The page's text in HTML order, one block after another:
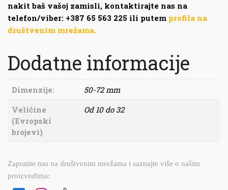
nakit baš vašoj zamisli, kontaktirajte nas na
telefon/viber: +387 65 563 225 ili putem profila na
društvenim mrežama.
Dodatne informacije
Dimenzije:
50-72 mm
Veličine
(Evropski
brojevi)
Od 10 do 32
Zapratite nas na društvenim mrežama i saznajte više o našim
proizvodima: